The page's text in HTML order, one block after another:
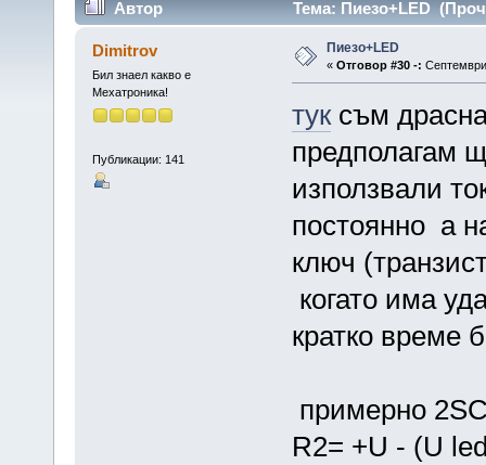
Автор Тема: Пиезо+LED
Dimitrov
Бил знаел какво е
Мехатроника!
Публикации: 141
Пиезо+LED
« Отговор #30 -:
туксъм
предполагам
използвали
постоянно а
ключ
когато има
кратко време
примерно
R2= +U - (U